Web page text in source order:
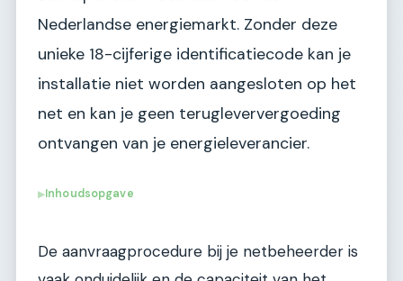
Nederlandse energiemarkt. Zonder deze
unieke 18-cijferige identificatiecode kan je
installatie niet worden aangesloten op het
net en kan je geen terugleververgoeding
ontvangen van je energieleverancier.
▶Inhoudsopgave
De aanvraagprocedure bij je netbeheerder is